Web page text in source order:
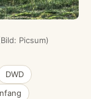
Picsum)
DWD